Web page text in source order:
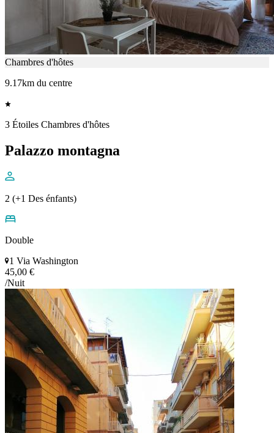
Chambres d'hôtes
9.17km du centre
3 Étoiles Chambres d'hôtes
Palazzo montagna
2 (+1 Des énfants)
Double
1 Via Washington
45,00 €
/Nuit